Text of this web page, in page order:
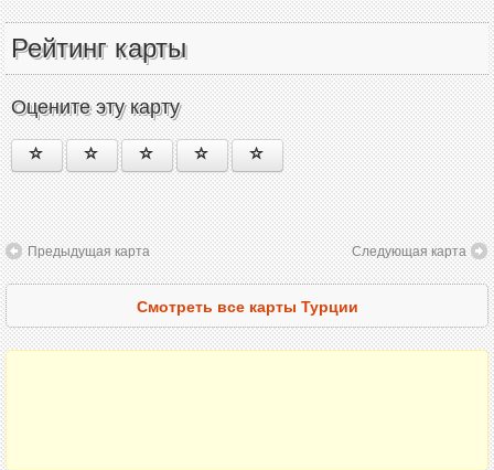
Рейтинг карты
Оцените эту карту
Предыдущая карта Следующая карта
Смотреть все карты Турции